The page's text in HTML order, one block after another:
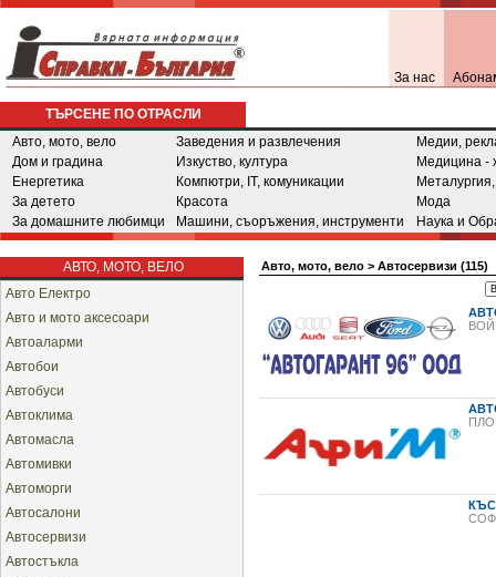
За нас
ТЪРСЕНЕ ПО ОТРАСЛИ
Авто, мото, вело
Дом и градина
Енергетика
За детето
За домашните любимци
Заведения и развлечения
Изкуство, култура
Компютри, IT, комуникации
Красота
Машини, съоръжения, инструменти
Медии,
Медицина -
Мода
Наука и
АВТО, МОТО, ВЕЛО
Авто Електро
Авто и мото аксесоари
Автоаларми
Автобои
Автобуси
Автоклима
Автомасла
Автомивки
Автоморги
Автосалони
Автосервизи
Автостъкла
Авто, мото, вело > Автосервизи (115)